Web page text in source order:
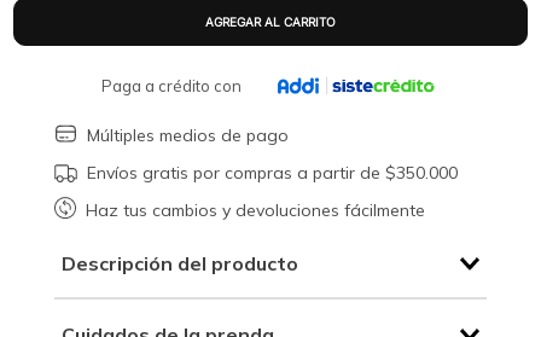
Paga a crédito con
Múltiples medios de pago
Envíos gratis por compras a partir de $350.000
Haz tus cambios y devoluciones fácilmente
Descripción del producto